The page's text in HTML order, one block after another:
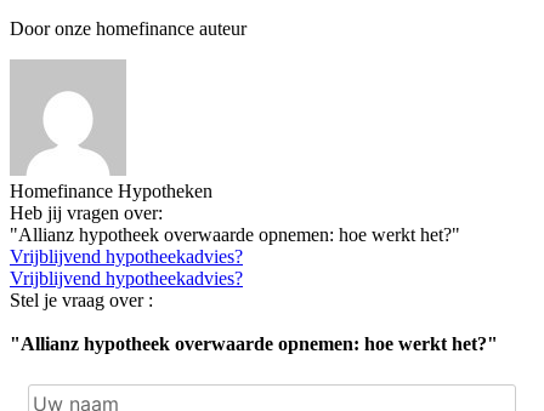
Door onze homefinance auteur
Homefinance Hypotheken
Heb jij vragen over:
"Allianz hypotheek overwaarde opnemen: hoe werkt het?"
Vrijblijvend hypotheekadvies?
Vrijblijvend hypotheekadvies?
Stel je vraag over :
"Allianz hypotheek overwaarde opnemen: hoe werkt het?"